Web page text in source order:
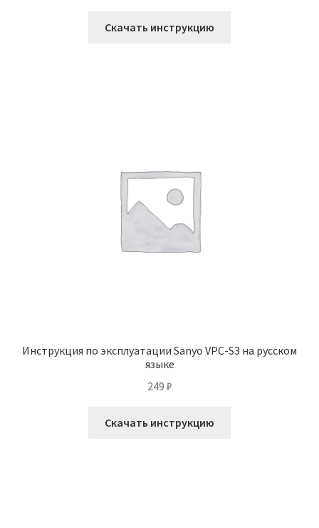
Скачать инструкцию
Инструкция по эксплуатации Sanyo VPC-S3 на русском
языке
249 ₽
Скачать инструкцию